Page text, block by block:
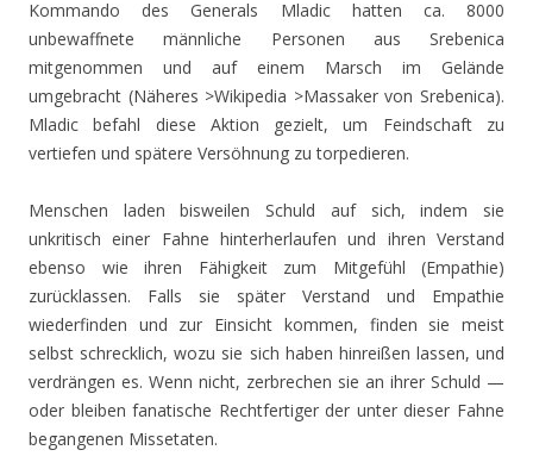
Kommando des Generals Mladic hatten ca. 8000
unbewaffnete männliche Personen aus Srebenica
mitgenommen und auf einem Marsch im Gelände
umgebracht (Näheres >Wikipedia >Massaker von Srebenica).
Mladic befahl diese Aktion gezielt, um Feindschaft zu
vertiefen und spätere Versöhnung zu torpedieren.
Menschen laden bisweilen Schuld auf sich, indem sie
unkritisch einer Fahne hinterherlaufen und ihren Verstand
ebenso wie ihren Fähigkeit zum Mitgefühl (Empathie)
zurücklassen. Falls sie später Verstand und Empathie
wiederfinden und zur Einsicht kommen, finden sie meist
selbst schrecklich, wozu sie sich haben hinreißen lassen, und
verdrängen es. Wenn nicht, zerbrechen sie an ihrer Schuld —
oder bleiben fanatische Rechtfertiger der unter dieser Fahne
begangenen Missetaten.